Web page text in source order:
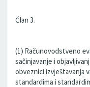
Član 3.
(1) Računovodstveno
sačinjavanje i
obveznici izvještavanja
standardima i